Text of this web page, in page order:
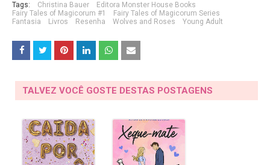
Tags: Christina Bauer
Editora Monster House Books
Fairy Tales of Magicorum #1
Fairy Tales of Magicorum Series
Fantasia
Livros Resenha Wolves and Roses Young Adult
TALVEZ VOCÊ GOSTE DESTAS POSTAGENS